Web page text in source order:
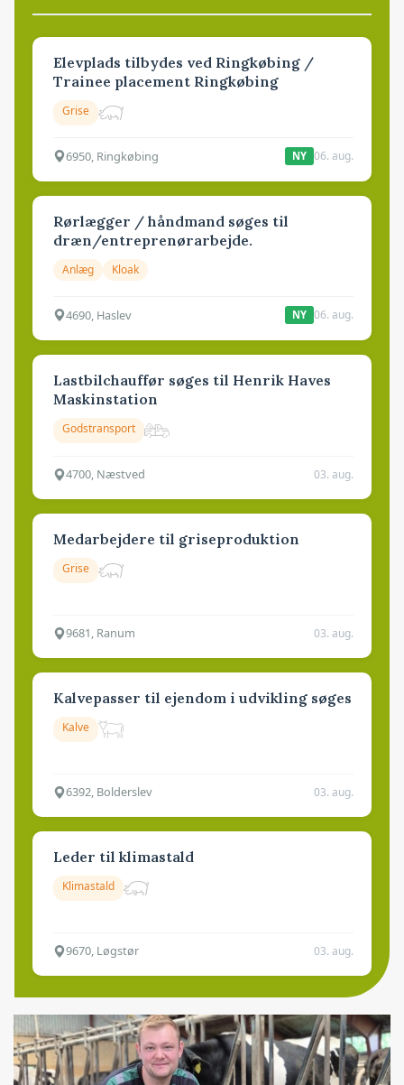
Elevplads tilbydes ved Ringkøbing /
Trainee placement Ringkøbing
Grise
6950, Ringkøbing NY 06. aug.
Rørlægger / håndmand søges til
dræn/entreprenørarbejde.
Anlæg Kloak
4690, Haslev NY 06. aug.
Lastbilchauffør søges til Henrik Haves
Maskinstation
Godstransport
4700, Næstved 03. aug.
Medarbejdere til griseproduktion
Grise
9681, Ranum 03. aug.
Kalvepasser til ejendom i udvikling søges
Kalve
6392, Bolderslev 03. aug.
Leder til klimastald
Klimastald
9670, Løgstør 03. aug.